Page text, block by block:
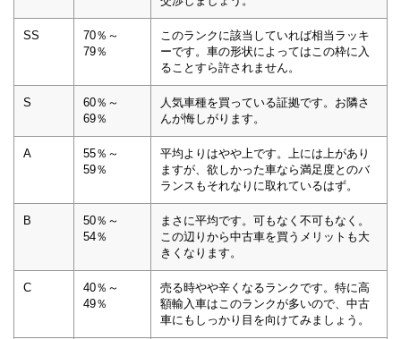
SS
70％～
79％
このランクに該当していれば相当ラッキ
ーです。車の形状によってはこの枠に入
ることすら許されません。
S
60％～
69％
人気車種を買っている証拠です。お隣さ
んが悔しがります。
A
55％～
59％
平均よりはやや上です。上には上があり
ますが、欲しかった車なら満足度とのバ
ランスもそれなりに取れているはず。
B
50％～
54％
まさに平均です。可もなく不可もなく。
この辺りから中古車を買うメリットも大
きくなります。
C
40％～
49％
売る時やや辛くなるランクです。特に高
額輸入車はこのランクが多いので、中古
車にもしっかり目を向けてみましょう。